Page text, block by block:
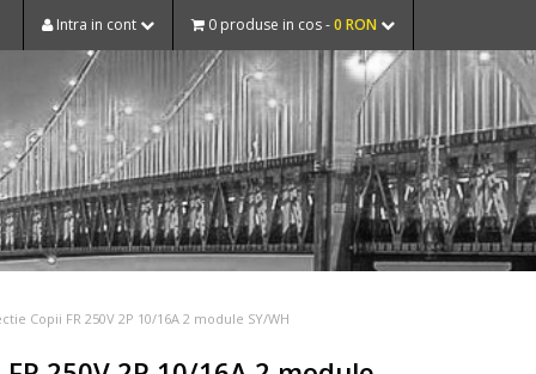
Intra in cont 0 produse in cos -0 RON
Copii FR 250V 2P 10/16A 2 module SY/WH